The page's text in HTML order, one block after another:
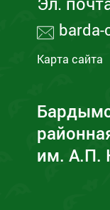
barda-
Карта сайта
им. А.П.